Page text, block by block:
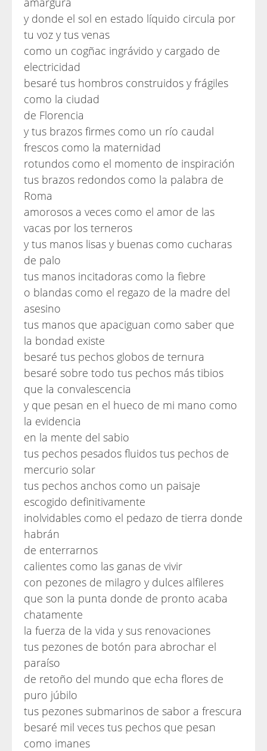
y donde el sol en estado líquido circula por
tu voz y tus venas
como un cogñac ingrávido y cargado de
electricidad
besaré tus hombros construidos y frágiles
como la ciudad
de Florencia
y tus brazos firmes como un río caudal
frescos como la maternidad
rotundos como el momento de inspiración
tus brazos redondos como la palabra de
Roma
amorosos a veces como el amor de las
vacas por los terneros
y tus manos lisas y buenas como cucharas
de palo
tus manos incitadoras como la fiebre
o blandas como el regazo de la madre del
asesino
tus manos que apaciguan como saber que
la bondad existe
besaré tus pechos globos de ternura
besaré sobre todo tus pechos más tibios
que la convalescencia
y que pesan en el hueco de mi mano como
la evidencia
en la mente del sabio
tus pechos pesados fluidos tus pechos de
mercurio solar
tus pechos anchos como un paisaje
escogido definitivamente
inolvidables como el pedazo de tierra donde
habrán
de enterrarnos
calientes como las ganas de vivir
con pezones de milagro y dulces alfileres
que son la punta donde de pronto acaba
chatamente
la fuerza de la vida y sus renovaciones
tus pezones de botón para abrochar el
paraíso
de retoño del mundo que echa flores de
puro júbilo
tus pezones submarinos de sabor a frescura
besaré mil veces tus pechos que pesan
como imanes